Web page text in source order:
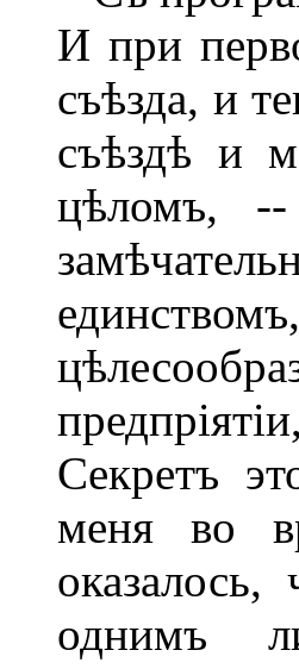
И при
съѣзда, и
съѣздѣ и
цѣломъ, --
Секретъ
меня во
однимъ